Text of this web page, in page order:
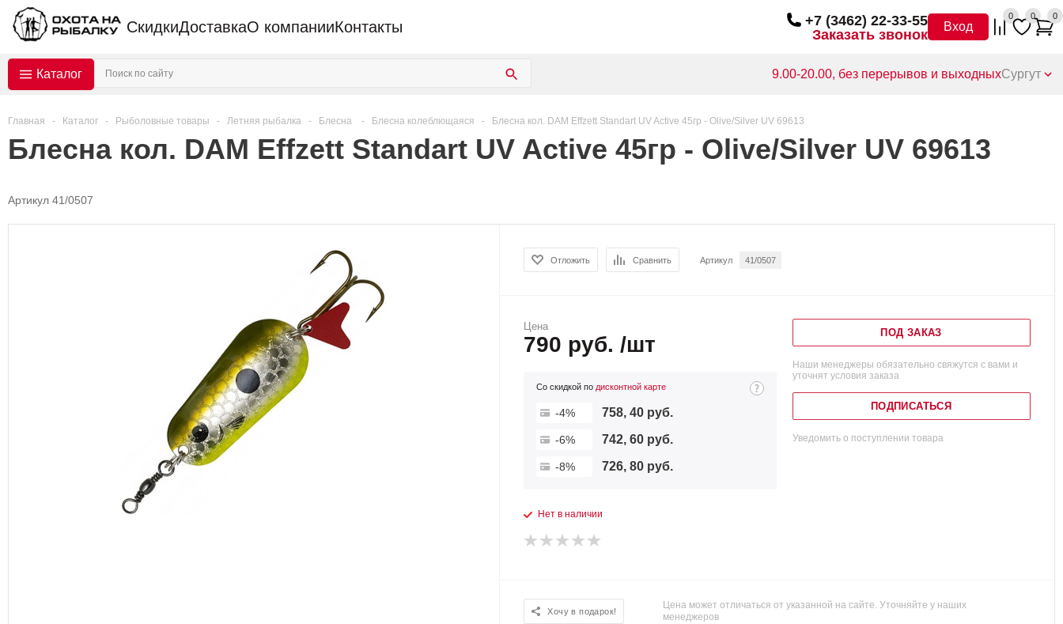
СкидкиДоставкаО компанииКонтакты
+7 (3462) 22-33-55
Заказать звонок
Вход
0 0 0
Каталог 9.00-20.00, без перерывов и выходныхСургут
Главная - Каталог - Рыболовные товары - Летняя рыбалка - Блесна - Блесна колеблющаяся - Блесна кол. DAM Effzett Standart UV Active 45гр - Olive/Silver UV 69613
Блесна кол. DAM Effzett Standart UV Active 45гр - Olive/Silver UV 69613
Артикул 41/0507
Отложить Сравнить Артикул 41/0507
Цена
790 руб. /шт
Со скидкой подисконтной карте
-4% 758, 40 руб.
-6% 742, 60 руб.
-8% 726, 80 руб.
Нет в наличии
ПОД ЗАКАЗ
Наши менеджеры обязательно свяжутся с вами и
уточнят условия заказа
ПОДПИСАТЬСЯ
Уведомить о поступлении товара
Хочу в подарок!
Цена может отличаться от указанной на сайте. Уточняйте у наших
менеджеров